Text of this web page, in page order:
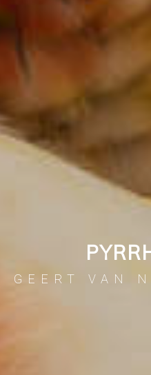
GEERT VAN